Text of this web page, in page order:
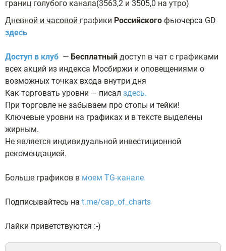
границ голубого канала(3563,2 и 3505,0 на утро)
Дневной и часовой графики Российского фьючерса GD
здесь
Доступ в клуб — Бесплатный доступ в чат с графиками
всех акций из индекса Мосбиржи и оповещениями о
возможных точках входа внутри дня
Как торговать уровни — писал здесь.
При торговле не забываем про стопы и тейки!
Ключевые уровни на графиках и в тексте выделены
жирным.
Не является индивидуальной инвестиционной
рекомендацией.
Больше графиков в моем TG-канале.
Подписывайтесь на t.me/cap_of_charts
Лайки приветствуются :-)